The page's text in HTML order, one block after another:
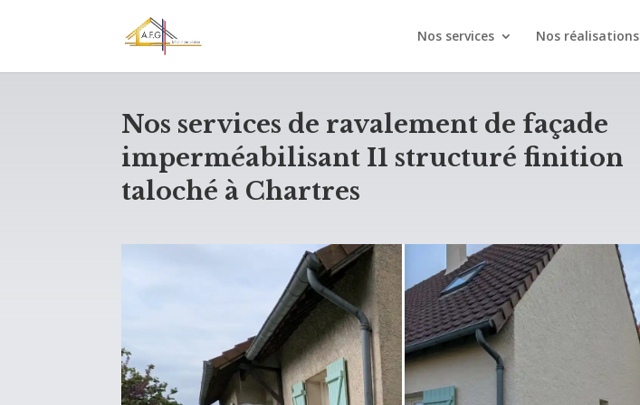
Nos services Nos réalisations
Nos services de ravalement de façade
imperméabilisant I1 structuré finition
taloché à Chartres